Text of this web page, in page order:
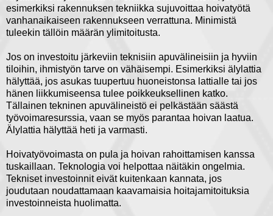
esimerkiksi rakennuksen tekniikka sujuvoittaa hoivatyötä
vanhanaikaiseen rakennukseen verrattuna. Minimistä
tuleekin tällöin määrän ylimitoitusta.
Jos on investoitu järkeviin teknisiin apuvälineisiin ja hyviin
tiloihin, ihmistyön tarve on vähäisempi. Esimerkiksi älylattia
hälyttää, jos asukas tuupertuu huoneistonsa lattialle tai jos
hänen liikkumiseensa tulee poikkeuksellinen katko.
Tällainen tekninen apuvälineistö ei pelkästään säästä
työvoimaresurssia, vaan se myös parantaa hoivan laatua.
Älylattia hälyttää heti ja varmasti.
Hoivatyövoimasta on pula ja hoivan rahoittamisen kanssa
tuskaillaan. Teknologia voi helpottaa näitäkin ongelmia.
Tekniset investoinnit eivät kuitenkaan kannata, jos
joudutaan noudattamaan kaavamaisia hoitajamitoituksia
investoinneista huolimatta.